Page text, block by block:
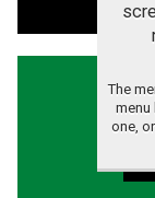
The
menu
one,
de